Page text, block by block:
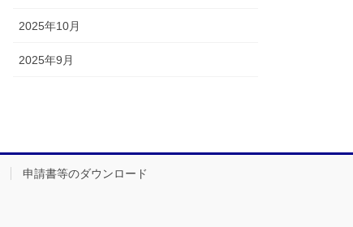
2025年10月
2025年9月
申請書等のダウンロード